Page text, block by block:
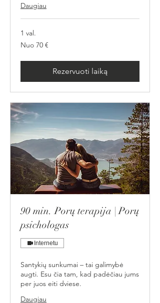
Daugiau
1 val.
Nuo
70
Nuo 70 €
Rezervuoti laiką
90 min. Porų terapija | Porų
psichologas
Internetu
Santykių sunkumai – tai galimybė
augti. Esu čia tam, kad padėčiau jums
per juos eiti dviese.
Daugiau